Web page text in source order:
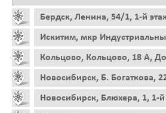
Бердск, Ленина, 54/1, 1-й
Искитим, мкр
Кольцово, Кольцово, 18 А,
Новосибирск, Б. Богаткова,
Новосибирск, Блюхера, 1, 1-